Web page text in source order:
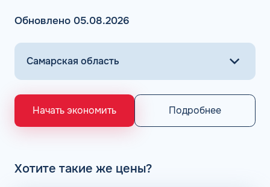
Обновлено 05.08.2026
Начать экономить Подробнее
Хотите такие же цены?